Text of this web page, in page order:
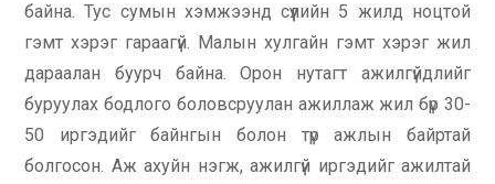
байна. Тус сумын хэмжээнд сүүлийн 5 жилд ноцтой
гэмт хэрэг гараагүй. Малын хулгайн гэмт хэрэг жил
дараалан буурч байна. Орон нутагт ажилгүйдлийг
буруулах бодлого боловсруулан ажиллаж жил бүр 30-
50 иргэдийг байнгын болон түр ажлын байртай
болгосон. Аж ахуйн нэгж, ажилгүй иргэдийг ажилтай